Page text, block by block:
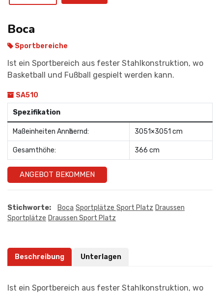
Boca
Sportbereiche
Ist ein Sportbereich aus fester Stahlkonstruktion, wo
Basketball und Fußball gespielt werden kann.
SA510
Spezifikation
Maßeinheiten Annӓhernd: 3051×3051 cm
Gesamthöhe: 366 cm
ANGEBOT BEKOMMEN
Stichworte: Boca Sportplätze Sport Platz Draussen
Sportplätze Draussen Sport Platz
Beschreibung Unterlagen
Ist ein Sportbereich aus fester Stahlkonstruktion, wo